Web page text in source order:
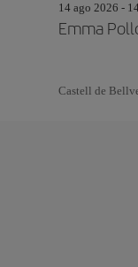
14 ago 2026 -
Emma
Castell de